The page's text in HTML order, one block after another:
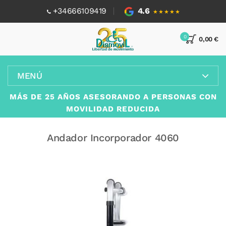
+34666109419 4.6 ★★★★★
0,00 €
0
MENÚ
MÁS DE 25 AÑOS ASESORANDO A PERSONAS CON
MOVILIDAD REDUCIDA
Andador Incorporador 4060